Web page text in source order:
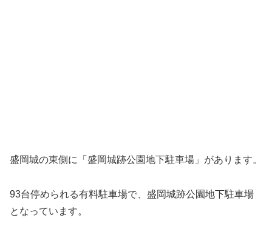
盛岡城の東側に「盛岡城跡公園地下駐車場」があります。
93台停められる有料駐車場で、盛岡城跡公園地下駐車場
となっています。